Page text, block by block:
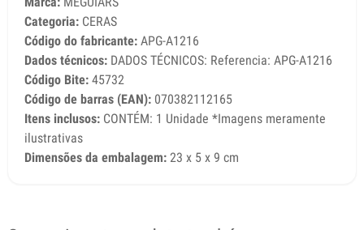
Categoria: CERAS
Código do fabricante: APG-A1216
Dados técnicos: DADOS TÉCNICOS: Referencia: APG-A1216
Código Bite: 45732
Código de barras (EAN): 070382112165
Itens inclusos: CONTÉM: 1 Unidade *Imagens meramente
ilustrativas
Dimensões da embalagem: 23 x 5 x 9 cm